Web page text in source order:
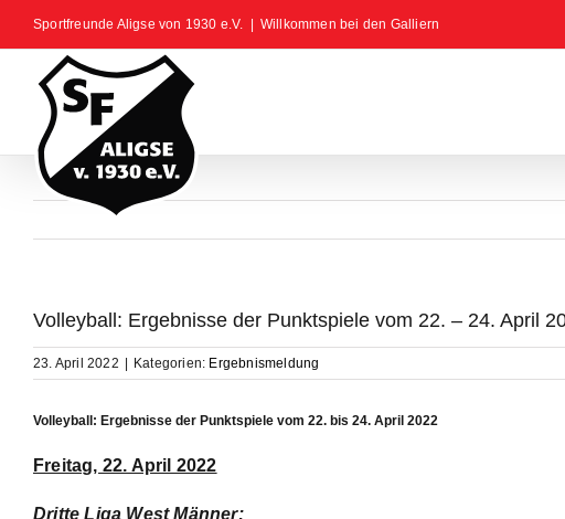
springen
Sportfreunde Aligse von 1930 e.V. Willkommen bei den Galliern
Volleyball: Ergebnisse der Punktspiele vom 22. – 24. April
23. April 2022 Kategorien: Ergebnismeldung
Volleyball: Ergebnisse der Punktspiele vom 22. bis 24. April 2022
Freitag, 22. April 2022
Dritte Liga West Männer: